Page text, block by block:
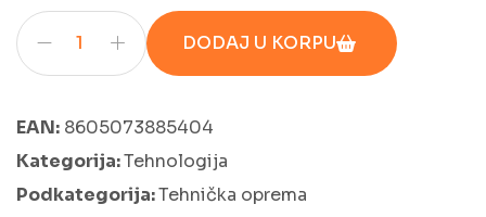
DODAJ U KORPU
EAN: 8605073885404
Kategorija:Tehnologija
Podkategorija:Tehnička oprema